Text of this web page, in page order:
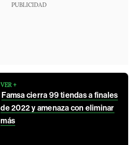
PUBLICIDAD
VER +
Famsa cierra 99 tiendas a finales
de 2022 y amenaza con eliminar
más